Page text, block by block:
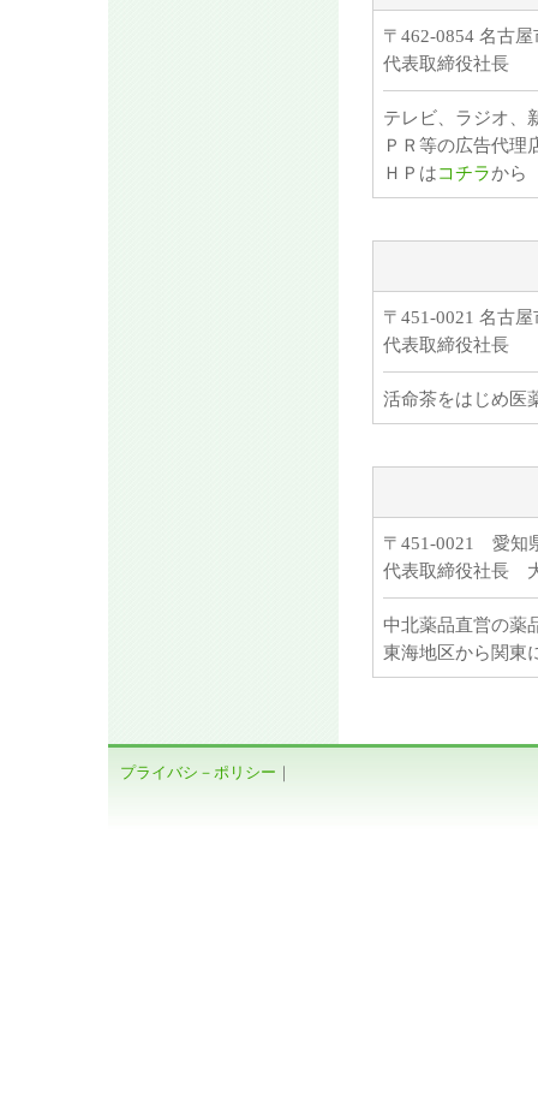
〒462-0854 名古
代表取締役社
テレビ、ラジオ、
ＰＲ等の広告代理
ＨＰはコチラから
〒451-0021 名古
代表取締役社
活命茶をはじめ医
〒451-0021 愛知
代表取締役社長
中北薬品直営の薬
東海地区から関東
プライバシ－ポリシー ｜